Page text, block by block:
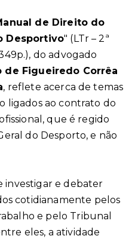
de Direito do
Desportivo" (LTr – 2ª
, do advogado
de Figueiredo Corrêa
, reflete acerca de temas
ligados ao contrato do
que é regido
do Desporto, e não
investigar e debater
cotidianamente pelos
e pelo Tribunal
eles, a atividade